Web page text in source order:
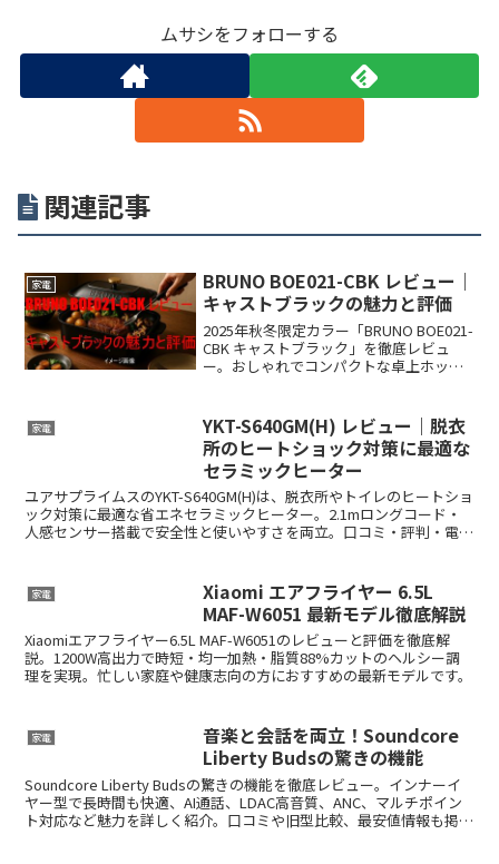
ムサシをフォローする
関連記事
家電
BRUNO BOE021-CBK レビュー｜
キャストブラックの魅力と評価
2025年秋冬限定カラー「BRUNO BOE021-
CBK キャストブラック」を徹底レビュ
ー。おしゃれでコンパクトな卓上ホット
説。ギフトにも最適。
家電
YKT-S640GM(H) レビュー｜脱衣
所のヒートショック対策に最適な
セラミックヒーター
ユアサプライムスのYKT-S640GM(H)は、脱衣所やトイレのヒートショ
ック対策に最適な省エネセラミックヒーター。2.1mロングコード・
人感センサー搭載で安全性と使いやすさを両立。口コミ・評判・電気
家電
Xiaomi エアフライヤー 6.5L
MAF-W6051 最新モデル徹底解説
Xiaomiエアフライヤー6.5L MAF-W6051のレビューと評価を徹底解
説。1200W高出力で時短・均一加熱・脂質88%カットのヘルシー調
理を実現。忙しい家庭や健康志向の方におすすめの最新モデルです。
家電
音楽と会話を両立！Soundcore
Liberty Budsの驚きの機能
Soundcore Liberty Budsの驚きの機能を徹底レビュー。インナーイ
ヤー型で長時間も快適、AI通話、LDAC高音質、ANC、マルチポイン
ト対応など魅力を詳しく紹介。口コミや旧型比較、最安値情報も掲